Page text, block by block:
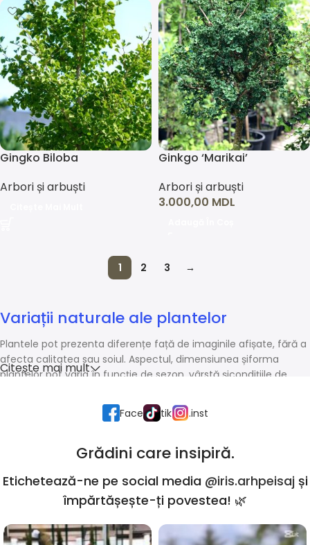
Gingko Biloba
Arbori și arbuști
Ginkgo ‘Marikai’
Arbori și arbuști
3.000,00 MDL
1 2 3 →
Variații naturale ale plantelor
Plantele pot prezenta diferențe față de imaginile afișate, fără a
afecta calitatea sau soiul. Aspectul, dimensiunea șiforma
plantelor pot varia în funcție de sezon, vârstă șicondițiile de
Citește mai mult
Face tik .inst
Grădini care insipiră.
Etichetează-ne pe social media @iris.arhpeisaj și
împărtășește-ți povestea! 🌿